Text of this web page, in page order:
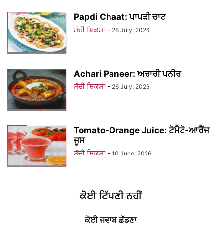
Papdi Chaat: ਪਾਪੜੀ ਚਾਟ
ਸੱਚੀ ਸ਼ਿਕਸ਼ਾ - 28 July, 2026
Achari Paneer: ਅਚਾਰੀ ਪਨੀਰ
ਸੱਚੀ ਸ਼ਿਕਸ਼ਾ - 26 July, 2026
Tomato-Orange Juice: ਟੋਮੈਟੋ-ਆਰੈਂਜ
ਜੂਸ
ਸੱਚੀ ਸ਼ਿਕਸ਼ਾ - 10 June, 2026
ਕੋਈ ਟਿੱਪਣੀ ਨਹੀਂ
ਕੋਈ ਜਵਾਬ ਛੱਡਣਾ